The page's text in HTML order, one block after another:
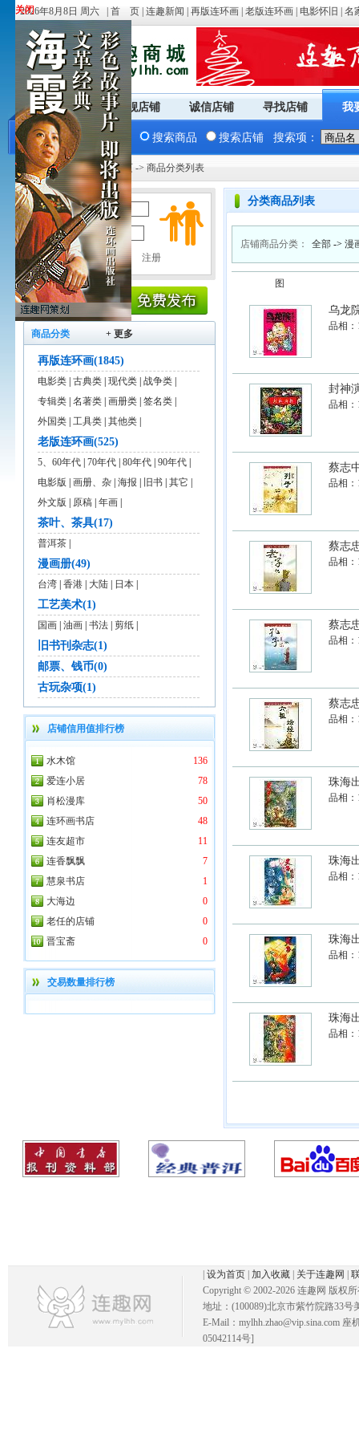
关闭
关闭
2026年8月8日 周六 | 首 页 连趣新闻 再版连环画 老版连环画 电影怀旧 名
商城首页 旗舰店铺 诚信店铺 寻找店铺 我
搜索商品 搜索店铺 搜索项：
您现在的位置：商城首页 -> 商品分类列表
用户名：
密 码：
商品分类 + 更多
再版连环画(1845)
电影类 古典类 现代类 战争类
专辑类 名著类 画册类 签名类
外国类 工具类 其他类
老版连环画(525)
5、60年代 70年代 80年代 90年代
电影版
画册、杂 海报 旧书 其它
外文版
原稿 年画
茶叶、茶具(17)
普洱茶
漫画册(49)
台湾 香港 大陆 日本
工艺美术(1)
国画 油画 书法 剪纸
旧书刊杂志(1)
邮票、钱币(0)
古玩杂项(1)
店铺信用值排行榜
水木馆
136
爱连小居
78
肖松漫库
50
连环画书店
48
连友超市
11
连香飘飘
7
慧泉书店
1
大海边
0
老任的店铺
0
晋宝斋
0
交易数量排行榜
分类商品列表
店铺商品分类： 全部 -> 漫
图
乌龙
品相：
封神
品相：
蔡志
品相：
蔡志
品相：
蔡志
品相：
蔡志
品相：
珠海
品相：
珠海
品相：
珠海
品相：
珠海
品相：
设为首页 加入收藏 关于连趣网
Copyright © 2002-2026 连趣网 版权
地址：(100089)北京市紫竹院路33号
E-Mail：mylhh.zhao@vip.sina.com
05042114号]